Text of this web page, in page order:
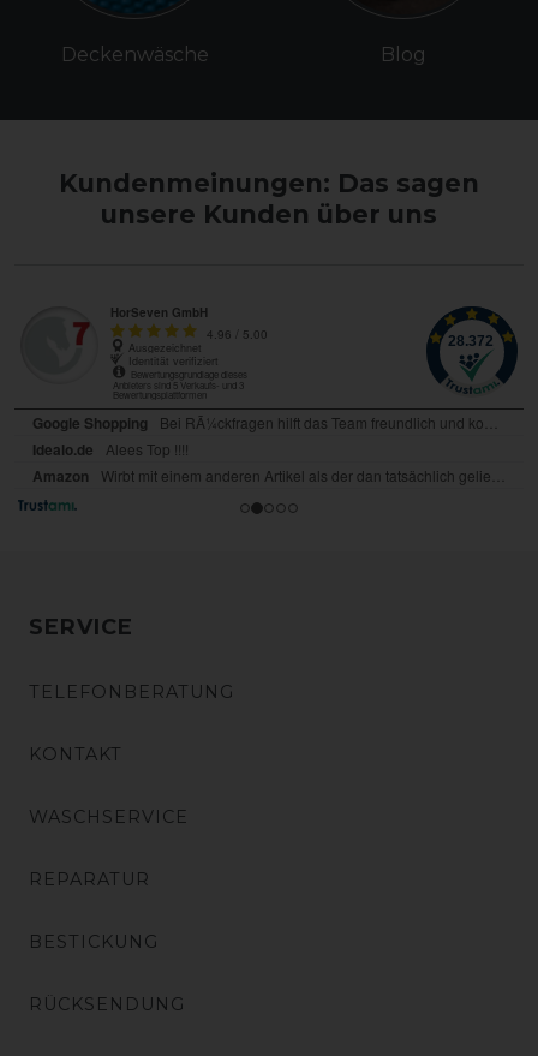
Deckenwäsche Blog
Kundenmeinungen: Das sagen
unsere Kunden über uns
SERVICE
TELEFONBERATUNG
KONTAKT
WASCHSERVICE
REPARATUR
BESTICKUNG
RÜCKSENDUNG